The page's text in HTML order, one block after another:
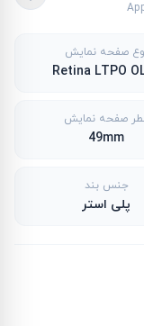
صفحه نمایش
Retina LTPO
صفحه نمایش
49mm
جنس بند
پلی استر